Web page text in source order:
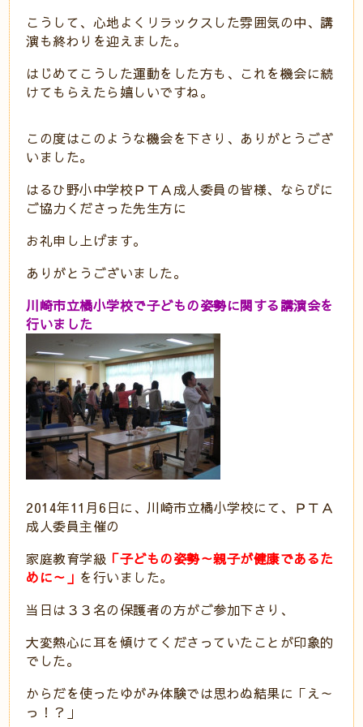
こうして、心地よくリラックスした雰囲気の中、講
演も終わりを迎えました。
はじめてこうした運動をした方も、これを機会に続
けてもらえたら嬉しいですね。
この度はこのような機会を下さり、ありがとうござ
いました。
はるひ野小中学校ＰＴＡ成人委員の皆様、ならびに
ご協力くださった先生方に
お礼申し上げます。
ありがとうございました。
川崎市立橘小学校で子どもの姿勢に関する講演会を
行いました
2014年11月6日に、川崎市立橘小学校にて、ＰＴＡ
成人委員主催の
家庭教育学級 「子どもの姿勢～親子が健康であるた
めに～」 を行いました。
当日は３３名の保護者の方がご参加下さり、
大変熱心に耳を傾けてくださっていたことが印象的
でした。
からだを使ったゆがみ体験では思わぬ結果に「え～
っ！？」